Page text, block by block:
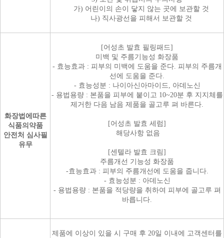
가) 어린이의 손이 닿지 않는 곳에 보관할 것
나) 직사광선을 피해서 보관할 것
화장법에따른
식품의약품
안전처 심사필
유무
[어성초 발효 필링패드]
미백 및 주름기능성 화장품
- 효능효과 : 피부의 미백에 도움을 준다. 피부의 주름개
선에 도움을 준다.
- 효능성분 : 나이아신아마이드, 아데노신
- 용법용량 : 본품을 피부에 붙이고 10~20분 후 지지체를
제거한 다음 남음 제품을 골고루 펴 바른다.
[어성초 발효 세럼]
해당사항 없음
[센텔라 발효 크림]
주름개선 기능성 화장품
-효능효과 : 피부의 주름개선에 도움을 줍니다.
- 효능성분 : 아데노신
- 용법용량 : 본품을 적당량을 취하여 피부에 골고루 펴
바릅니다.
제품에 이상이 있을 시 구매 후 20일 이내에 고객센터를